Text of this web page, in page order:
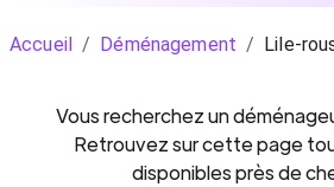
Accueil / Déménagement / Lile-
Vous recherchez un
Retrouvez sur cette page
disponibles près de